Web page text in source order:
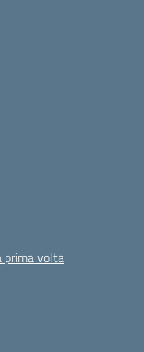
prima volta